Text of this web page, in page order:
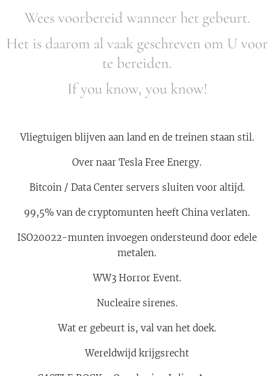
Wees voorbereid wanneer het gebeurt.
Het is daarom al vaak geschreven om U voor
te bereiden.
If you know, you know!
Vliegtuigen blijven aan land en de treinen staan stil.
Over naar Tesla Free Energy.
Bitcoin / Data Center servers sluiten voor altijd.
99,5% van de cryptomunten heeft China verlaten.
ISO20022-munten invoegen ondersteund door edele
metalen.
WW3 Horror Event.
Nucleaire sirenes.
Wat er gebeurt is, val van het doek.
Wereldwijd krijgsrecht